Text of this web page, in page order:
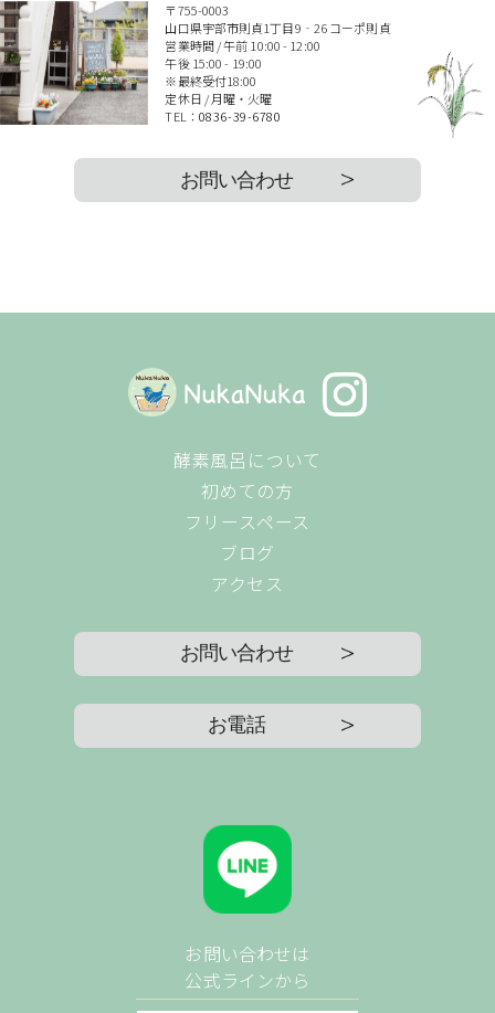
〒755-0003
山口県宇部市則貞1丁目9‐26 コーポ則貞
営業時間 / 午前 10:00 - 12:00
午後 15:00 - 19:00
※最終受付18:00
定休日 / 月曜・火曜
TEL： 0836-39-6780
お問い合わせ
酵素風呂について
初めての方
フリースペース
ブログ
アクセス
お問い合わせ
お電話
お問い合わせは
公式ラインから